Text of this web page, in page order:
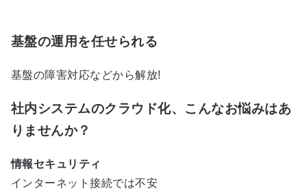
基盤の運用を任せられる
基盤の障害対応などから解放!
社内システムのクラウド化、こんなお悩みはあ
りませんか？
情報セキュリティ
インターネット接続では不安